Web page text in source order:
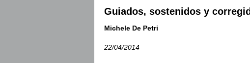
Guiados, sostenidos y
Michele De Petri
22/04/2014